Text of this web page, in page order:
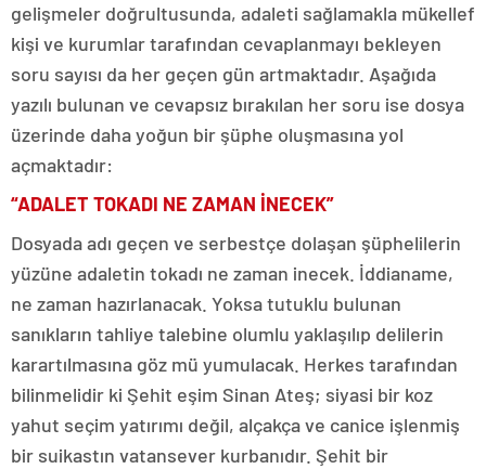
gelişmeler doğrultusunda, adaleti sağlamakla mükellef
kişi ve kurumlar tarafından cevaplanmayı bekleyen
soru sayısı da her geçen gün artmaktadır. Aşağıda
yazılı bulunan ve cevapsız bırakılan her soru ise dosya
üzerinde daha yoğun bir şüphe oluşmasına yol
açmaktadır:
“ADALET TOKADI NE ZAMAN İNECEK”
Dosyada adı geçen ve serbestçe dolaşan şüphelilerin
yüzüne adaletin tokadı ne zaman inecek. İddianame,
ne zaman hazırlanacak. Yoksa tutuklu bulunan
sanıkların tahliye talebine olumlu yaklaşılıp delilerin
karartılmasına göz mü yumulacak. Herkes tarafından
bilinmelidir ki Şehit eşim Sinan Ateş; siyasi bir koz
yahut seçim yatırımı değil, alçakça ve canice işlenmiş
bir suikastın vatansever kurbanıdır. Şehit bir